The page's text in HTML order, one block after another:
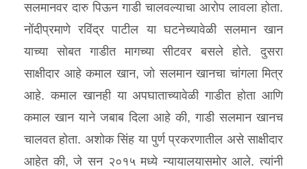
सलमानवर दारु पिऊन गाडी चालवल्याचा आरोप लावला होता.
नोंदीप्रमाणे रविंद्र पाटील या घटनेच्यावेळी सलमान खान
याच्या सोबत गाडीत मागच्या सीटवर बसले होते. दुसरा
साक्षीदार आहे कमाल खान, जो सलमान खानचा चांगला मित्र
आहे. कमाल खानही या अपघाताच्यावेळी गाडीत होता आणि
कमाल खान याने जबाब दिला आहे की, गाडी सलमान खानच
चालवत होता. अशोक सिंह या पुर्ण प्रकरणातील असे साक्षीदार
आहेत की, जे सन २०१५ मध्ये न्यायालयासमोर आले. त्यांनी